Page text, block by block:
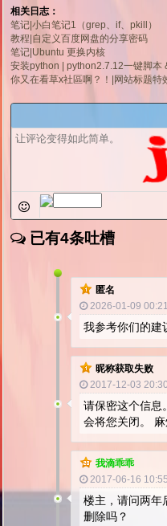
相关日志：
笔记|小白笔记1（grep、if、pkill）
教程|自定义百度网盘的分享密码
笔记|Ubuntu 更换内核
安装python | python2.7.12一键脚本
你又在看草x社區啊？！|网站标题特
已有4条吐槽
匿名
2026-01-09 00:21
我参考你们的建
昵称获取失败
2017-12-03 20:30
请保密这个信息
会将您关闭。
我滴乖乖
2017-06-16 10:55
楼主，请问两年
删除吗？